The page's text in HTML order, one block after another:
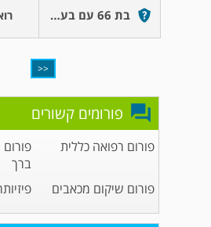
בת 66 עם בעיות רפואיות זקוקה לניתוח החלפת ירך
<<
פורומים קשורים
פורום רפואה כללית
ברך
פורום שיקום מכאבים